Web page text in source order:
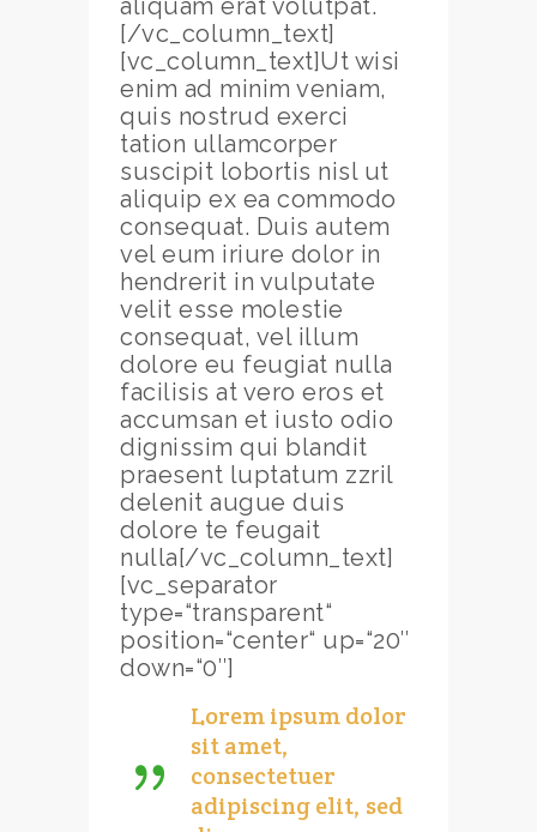
[/vc_column_text]
[vc_column_text]Ut wisi
enim ad minim veniam,
quis nostrud exerci
tation ullamcorper
suscipit lobortis nisl ut
aliquip ex ea commodo
consequat. Duis autem
vel eum iriure dolor in
hendrerit in vulputate
velit esse molestie
consequat, vel illum
dolore eu feugiat nulla
facilisis at vero eros et
accumsan et iusto odio
dignissim qui blandit
praesent luptatum zzril
delenit augue duis
dolore te feugait
nulla[/vc_column_text]
[vc_separator
type=“transparent“
position=“center“ up=“20″
down=“0″]
Lorem ipsum dolor
sit amet,
consectetuer
adipiscing elit, sed